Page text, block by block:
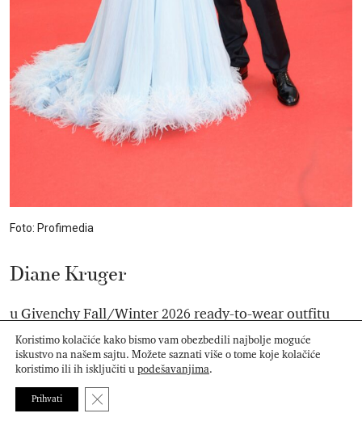
Foto: Profimedia
Diane Kruger
u Givenchy Fall/Winter 2026 ready-to-wear outfitu
Koristimo kolačiće kako bismo vam obezbedili najbolje moguće
iskustvo na našem sajtu. Možete saznati više o tome koje kolačiće
koristimo ili ih isključiti upodešavanjima.
Prihvati Close GDPR Cookie Banner